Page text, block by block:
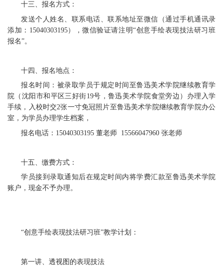
十三、报名方式：
发送个人姓名、联系电话、联系地址至微信（通过手机通讯录
添加：15040303195），微信验证请注明“创意手绘表现技法研习班
报名”。
十四、报名地点：
报名时间：被录取学员于规定时间至鲁迅美术学院继续教育学
院（沈阳市和平区三好街19号，鲁迅美术学院食堂旁边）办理入学
手续，入校时交2张一寸免冠照片至鲁迅美术学院继续教育学院办公
室，为学员办理学生档案，
报名电话：15040303195 董老师 15566047960 张老师
十五、缴费方式：
学员接到录取通知后在规定时间内将学费汇款至鲁迅美术学院
账户，现金不予办理。
“创意手绘表现技法研习班”教学计划：
第一讲、透视图的表现技法